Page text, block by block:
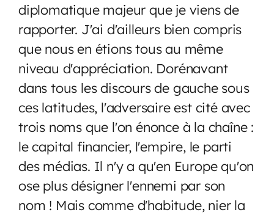
diplomatique majeur que je viens de
rapporter. J'ai d'ailleurs bien compris
que nous en étions tous au même
niveau d'appréciation. Dorénavant
dans tous les discours de gauche sous
ces latitudes, l'adversaire est cité avec
trois noms que l'on énonce à la chaîne :
le capital financier, l'empire, le parti
des médias. Il n'y a qu'en Europe qu'on
ose plus désigner l'ennemi par son
nom ! Mais comme d'habitude, nier la